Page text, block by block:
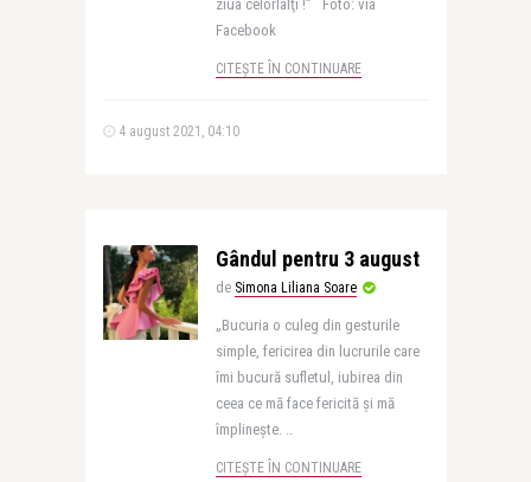
ziua celorlalţi !” Foto: via
Facebook
CITEȘTE ÎN CONTINUARE
4 august 2021, 04:10
Gândul pentru 3 august
de Simona Liliana Soare
„Bucuria o culeg din gesturile
simple, fericirea din lucrurile care
îmi bucură sufletul, iubirea din
ceea ce mă face fericită şi mă
împlineşte. ..
CITEȘTE ÎN CONTINUARE